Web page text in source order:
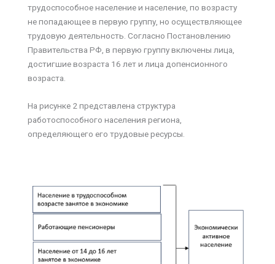
трудоспособное население и население, по возрасту
не попадающее в первую группу, но осуществляющее
трудовую деятельность. Согласно Постановлению
Правительства РФ, в первую группу включены лица,
достигшие возраста 16 лет и лица допенсионного
возраста.
На рисунке 2 представлена структура
работоспособного населения региона,
определяющего его трудовые ресурсы.